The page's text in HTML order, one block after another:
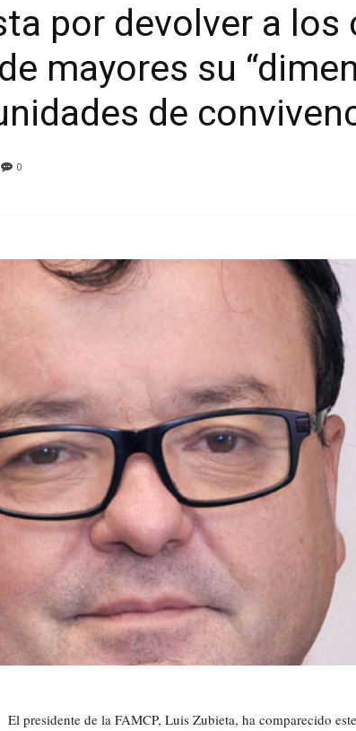
por devolver a los
mayores su
de
0
El presidente de la FAMCP, Luis Zubieta, ha comparecido